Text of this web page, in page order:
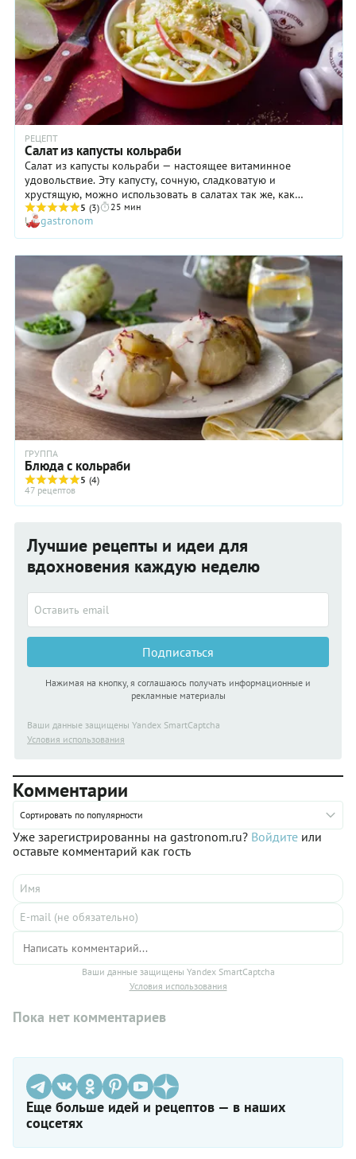
РЕЦЕПТ
Салат из капусты кольраби
Салат из капусты кольраби — настоящее витаминное
удовольствие. Эту капусту, сочную, сладковатую и
хрустящую, можно использовать в салатах так же, как
белокочанную, но кольраби гораздо нежнее по вкусу, а по
текстуре напоминает капустную кочерыжку, которую так
любят дети. Салат из кольраби им точно понравится!
Кольраби — удивительная капуста. Её название в немецком
и итальянском языках означает «капуста-репа». Но то, что
похоже на репку, — это не корнеплод и уж точно не
«кочанчик», а стебель! Толстый сочный стебель, из которого
торчат листья на тонких черенках. Выбирайте кольраби с
умом: стебли должны быть молодыми и круглыми. Если
кольраби вытянутая, есть риск, что она одеревенела. В
общем, глядите в оба и действуйте по нашему рецепту.
5 (3) 25 мин
gastronom
ГРУППА
Блюда с кольраби
5 (4)
47 рецептов
Лучшие рецепты и идеи для
вдохновения каждую неделю
Подписаться
Нажимая на кнопку, я соглашаюсь получать информационные и
рекламные материалы
Ваши данные защищены Yandex SmartCaptcha
Условия использования
Комментарии
Сортировать по популярности
Уже зарегистрированны на gastronom.ru? Войдите или
оставьте комментарий как гость
Ваши данные защищены Yandex SmartCaptcha
Условия использования
Пока нет комментариев
Еще больше идей и рецептов — в наших
соцсетях